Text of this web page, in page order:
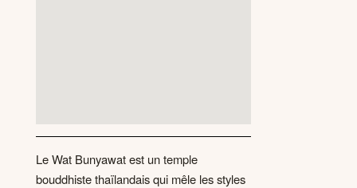
Le Wat Bunyawat est un temple
bouddhiste thaïlandais qui mêle les styles